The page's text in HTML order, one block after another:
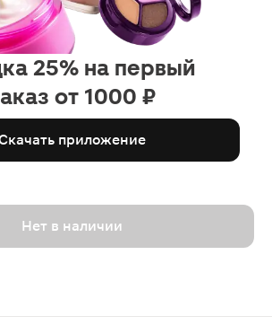
25% на первый
от 1000 ₽
приложение
Нет в наличии